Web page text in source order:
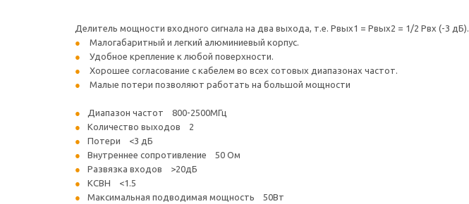
Делитель мощности входного сигнала на два выхода, т.е. Рвых1 = Рвых2 = 1/2 Рвх (-3 дБ).
Малогабаритный и легкий алюминиевый корпус.
Удобное крепление к любой поверхности.
Хорошее согласование с кабелем во всех сотовых диапазонах частот.
Малые потери позволяют работать на большой мощности
Диапазон частот 800-2500МГц
Количество выходов 2
Потери <3 дБ
Внутреннее сопротивление 50 Ом
Развязка входов >20дБ
КСВН <1.5
Максимальная подводимая мощность 50Вт